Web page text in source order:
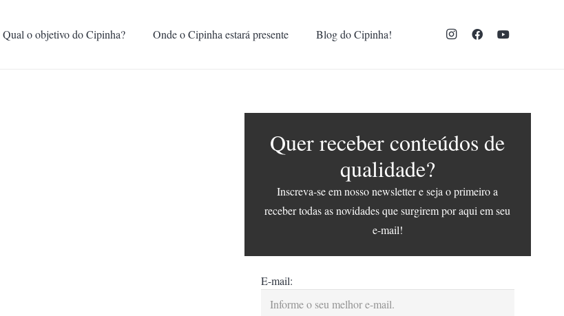
Qual o objetivo do Cipinha? Onde o Cipinha estará presente Blog do Cipinha!
Quer receber conteúdos de
qualidade?
Inscreva-se em nosso newsletter e seja o primeiro a
receber todas as novidades que surgirem por aqui em seu
e-mail!
E-mail: